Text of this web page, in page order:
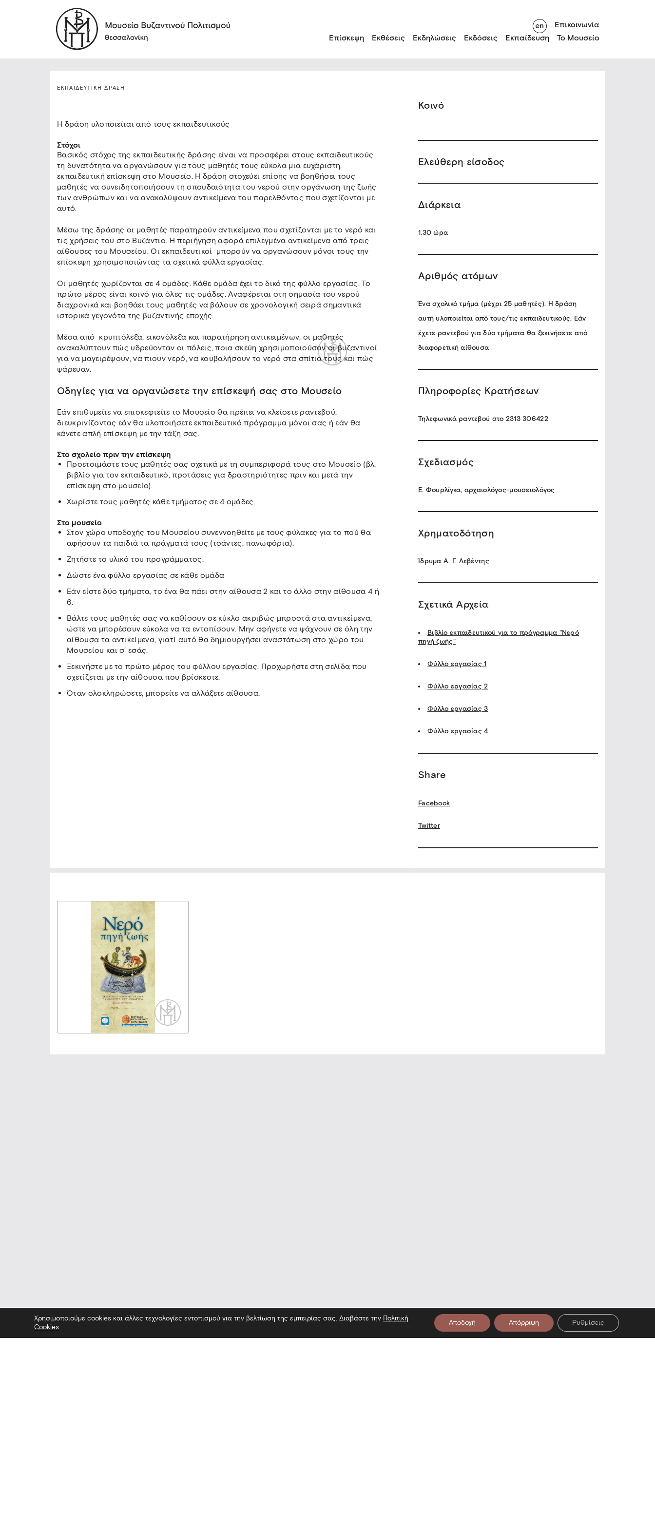
Επίσκεψη Εκθέσεις Εκδηλώσεις Εκδόσεις Εκπαίδευση Το Μουσείο
Επικοινωνία
ΕΚΠΑΙΔΕΥΤΙΚΉ ΔΡΆΣΗ
Η δράση υλοποιείται από τους εκπαιδευτικούς
Στόχοι
Βασικός στόχος της εκπαιδευτικής δράσης είναι να προσφέρει στους εκπαιδευτικούς
τη δυνατότητα να οργανώσουν για τους μαθητές τους εύκολα μια ευχάριστη,
εκπαιδευτική επίσκεψη στο Μουσείο. Η δράση στοχεύει επίσης να βοηθήσει τους
μαθητές να συνειδητοποιήσουν τη σπουδαιότητα του νερού στην οργάνωση της ζωής
των ανθρώπων και να ανακαλύψουν αντικείμενα του παρελθόντος που σχετίζονται με
αυτό.
Μέσω της δράσης οι μαθητές παρατηρούν αντικείμενα που σχετίζονται με το νερό και
τις χρήσεις του στο Βυζάντιο. Η περιήγηση αφορά επιλεγμένα αντικείμενα από τρεις
αίθουσες του Μουσείου. Οι εκπαιδευτικοί μπορούν να οργανώσουν μόνοι τους την
επίσκεψη χρησιμοποιώντας τα σχετικά φύλλα εργασίας.
Οι μαθητές χωρίζονται σε 4 ομάδες. Κάθε ομάδα έχει το δικό της φύλλο εργασίας. Το
πρώτο μέρος είναι κοινό για όλες τις ομάδες. Αναφέρεται στη σημασία του νερού
διαχρονικά και βοηθάει τους μαθητές να βάλουν σε χρονολογική σειρά σημαντικά
ιστορικά γεγονότα της βυζαντινής εποχής.
Μέσα από κρυπτόλεξα, εικονόλεξα και παρατήρηση αντικειμένων, οι μαθητές
ανακαλύπτουν πώς υδρεύονταν οι πόλεις, ποια σκεύη χρησιμοποιούσαν οι βυζαντινοί
για να μαγειρέψουν, να πιουν νερό, να κουβαλήσουν το νερό στα σπίτια τους και πώς
ψάρευαν.
Οδηγίες για να οργανώσετε την επίσκεψή σας στο Μουσείο
Εάν επιθυμείτε να επισκεφτείτε το Μουσείο θα πρέπει να κλείσετε ραντεβού,
διευκρινίζοντας εάν θα υλοποιήσετε εκπαιδευτικό πρόγραμμα μόνοι σας ή εάν θα
κάνετε απλή επίσκεψη με την τάξη σας.
Στο σχολείο πριν την επίσκεψη
Προετοιμάστε τους μαθητές σας σχετικά με τη συμπεριφορά τους στο Μουσείο (βλ.
βιβλίο για τον εκπαιδευτικό, προτάσεις για δραστηριότητες πριν και μετά την
επίσκεψη στο μουσείο).
Χωρίστε τους μαθητές κάθε τμήματος σε 4 ομάδες.
Στο μουσείο
Στον χώρο υποδοχής του Μουσείου συνεννοηθείτε με τους φύλακες για το πού θα
αφήσουν τα παιδιά τα πράγματά τους (τσάντες, πανωφόρια).
Ζητήστε το υλικό του προγράμματος.
Δώστε ένα φύλλο εργασίας σε κάθε ομάδα
Εάν είστε δύο τμήματα, το ένα θα πάει στην αίθουσα 2 και το άλλο στην αίθουσα 4 ή
6.
Βάλτε τους μαθητές σας να καθίσουν σε κύκλο ακριβώς μπροστά στα αντικείμενα,
ώστε να μπορέσουν εύκολα να τα εντοπίσουν. Μην αφήνετε να ψάχνουν σε όλη την
αίθουσα τα αντικείμενα, γιατί αυτό θα δημιουργήσει αναστάτωση στο χώρο του
Μουσείου και σ’ εσάς.
Ξεκινήστε με το πρώτο μέρος του φύλλου εργασίας. Προχωρήστε στη σελίδα που
σχετίζεται με την αίθουσα που βρίσκεστε.
Όταν ολοκληρώσετε, μπορείτε να αλλάξετε αίθουσα.
Κοινό
Ελεύθερη είσοδος
Διάρκεια
1.30 ώρα
Αριθμός ατόμων
Ένα σχολικό τμήμα (μέχρι 25 μαθητές). Η δράση
αυτή υλοποιείται από τους/τις εκπαιδευτικούς. Εάν
έχετε ραντεβού για δύο τμήματα θα ξεκινήσετε από
διαφορετική αίθουσα
Πληροφορίες Κρατήσεων
Τηλεφωνικά ραντεβού στο 2313 306422
Σχεδιασμός
Ε. Φουρλίγκα, αρχαιολόγος-μουσειολόγος
Χρηματοδότηση
Ίδρυμα A. Γ. Λεβέντης
Σχετικά Αρχεία
Βιβλίο εκπαιδευτικού για το πρόγραμμα "Νερό
πηγή ζωής"
Φύλλο εργασίας 1
Φύλλο εργασίας 2
Φύλλο εργασίας 3
Φύλλο εργασίας 4
Share
Facebook
Twitter
Χρησιμοποιούμε cookies και άλλες τεχνολογίες εντοπισμού για την βελτίωση της εμπειρίας σας. Διαβάστε την Πολιτική
Cookies.
Αποδοχή Απόρριψη Ρυθμίσεις